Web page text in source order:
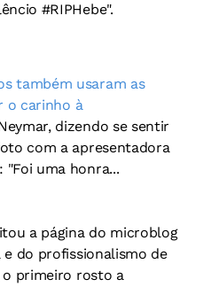
#RIPHebe".
também usaram as
o carinho à
dizendo se sentir
com a apresentadora
"Foi uma honra...
a página do microblog
do profissionalismo de
o primeiro rosto a